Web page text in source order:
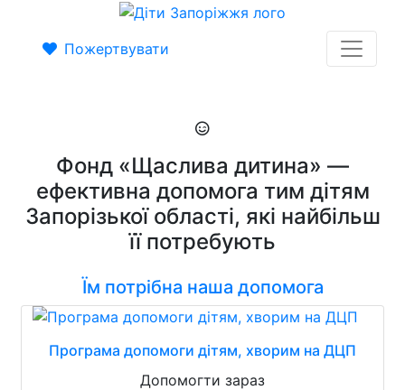
Пожертвувати
Фонд «Щаслива дитина» —
ефективна допомога тим дітям
Запорізької області, які найбільш
її потребують
Їм потрібна наша допомога
Програма допомоги дітям, хворим на ДЦП
Допомогти зараз